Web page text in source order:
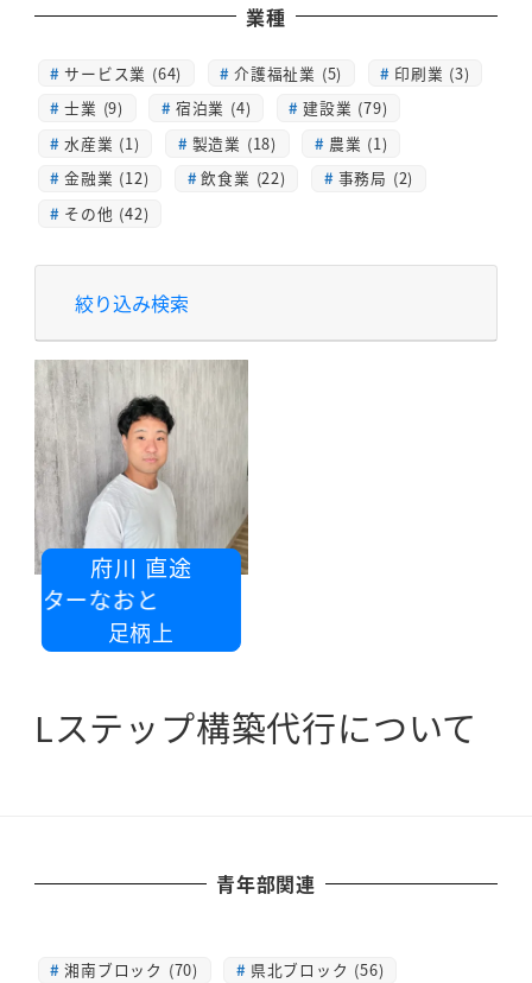
業種
サービス業 (64) 介護福祉業 (5)
印刷業 (3)
士業 (9)
宿泊業 (4)
建設業 (79)
水産業 (1)
製造業 (18)
農業 (1)
金融業 (12)
飲食業 (22)
事務局 (2)
その他 (42)
絞り込み検索
府川 直途
ターなおと
足柄上
Lステップ構築代行について
青年部関連
湘南ブロック (70)
県北ブロック (56)